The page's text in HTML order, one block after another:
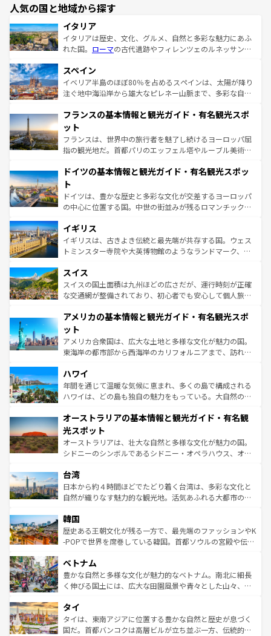
人気の国と地域から探す
イタリア
イタリアは歴史、文化、グルメ、自然と多彩な魅力にあふ
れた国。 ローマの古代遺跡やフィレンツェのルネッサンス
ろん、トスカーナの美しい田園風景やアマルフィ海岸の絶
景など、自然景観も見逃せない。観光の合間には、本場の
ピザやパスタなど、絶品のイタリア料理を堪能することも
ませてくれるイタリアで、忘れられない旅をしてみよう！
なお、新着のイタリア情報は
しい。
スペイン
イベリア半島のほぼ80％を占めるスペインは、太陽が降り
注ぐ地中海沿岸から雄大なピレネー山脈まで、多彩な自然
文化が根付くこの国では、情熱的なフラメンコ、熱気あふ
れる闘牛、そして美味しいタパスが生活の一部となってい
る。首都マドリードの洗練された雰囲気や、バルセロナの
アートに溢れた街角から、地方では古代ローマ遺跡や中世
せる。地方によって風土や気候が異なるスペインはその個
ンテンツ一覧 を参照してほしい。
フランスの基本情報と観光ガイド・有名観光スポ
ット
フランスは、世界中の旅行者を魅了し続けるヨーロッパ屈
指の観光地だ。首都パリのエッフェル塔やルーブル美術館
で、幅広い魅力が詰まっている。華麗な宮殿、歴史的な大
聖堂、美しいビーチ、そして豊かな自然が、訪れる者を心
から魅了する。また、フランスは美食の国としても知ら
れ、フランス料理はユネスコ無形文化遺産にも登録されて
香り高いラベンダー畑など、多彩な楽しみ方が可能だ。さ
らに、パリ以外の地域にも魅力が溢れており、どの街角に
も豊かな歴史と文化が息づいている。パリ以外の個性あふ
を参照してほしい。
ドイツの基本情報と観光ガイド・有名観光スポッ
ト
ドイツは、豊かな歴史と多彩な文化が交差するヨーロッパ
の中心に位置する国。中世の街並みが残るロマンチック街
顔を持つこの国は、どこを歩いても飽きることがない。ベ
ルリンの文化的活気、バイエルン州のアルプスの絶景、そ
してライン川沿いのワイン畑といった風景は必見。ビール
は、お酒好きな人にはぜひ体験してほしい。 なお、新着の
ドイツ情報はコンテンツ一覧を参照してほしい。
イギリス
イギリスは、古きよき伝統と最先端が共存する国。ウェス
トミンスター寺院や大英博物館のようなランドマーク、歴
リアごとに異なる魅力がある。また、優雅なアフタヌーン
ティー、ビール好きにはたまらない英国パブ、サッカー観
戦など、本場だからこそできる体験も豊富。イギリスを旅
ンツ一覧を参照してほしい。
スイス
スイスの国土面積は九州ほどの広さだが、運行時刻が正確
な交通網が整備されており、初心者でも安心して個人旅行
の建物がそのまま残る町や、スイスならではのユニークな
博物館もあり、アルプス観光だけでなく町歩きも満喫する
ことができる。国民の所得が高いため物価も高いが、旅行
者向けの交通パス提供のサービスもあり、うまく活用すれ
着のスイス情報は
アメリカの基本情報と観光ガイド・有名観光スポ
ット
アメリカ合衆国は、広大な土地と多様な文化が魅力の国。
東海岸の都市部から西海岸のカリフォルニアまで、訪れる
のような巨大都市は、観光、ショッピング、エンターテイ
ンメントが詰まった刺激的なスポットだ。一方、アメリカ
西部には大自然が広がり、グランドキャニオンやイエロー
部のニューオーリンズでは、音楽と美食が融合した独特の
文化が魅力。旅行者はアメリカの各地域で異なる魅力を楽
しみながら、その多様性と豊かな歴史を感じることができ
るだろう。車でのロードトリップや列車の旅も、アメリカ
情報は
ハワイ
年間を通じて温暖な気候に恵まれ、多くの島で構成される
ハワイは、どの島も独自の魅力をもっている。大自然の神
ワイ島は見逃せない。また、定番の観光地といえばオアフ
島だが、静かな自然を求めるならマウイ島やカウアイ島が
おすすめ。エメラルドグリーンに輝く海をはじめ、豊かな
文化や歴史が息づいている。「アロハスピリット」と呼ば
人々、おいしいローカルフードやハワイアンミュージッ
ク、伝統的なフラダンスなど、すべてがハワイの魅力を彩
っている。訪れるたびに新しい発見と感動が待っているハ
はコンテンツ一覧
オーストラリアの基本情報と観光ガイド・有名観
光スポット
オーストラリアは、壮大な自然と多様な文化が魅力の国。
シドニーのシンボルであるシドニー・オペラハウス、オー
リアリーフや大陸中央部にそびえるウルル（エアーズロッ
ク）、タスマニアの美しい原生林やケアンズの熱帯雨林な
ど、見どころがたくさん。また、カフェやワイン、オージ
いる。アクティビティも充実しており、サーフィンやダイ
ビング、ハイキングなど、アウトドア好きにはたまらな
い。オーストラリアの多彩な魅力を存分に味わいつくそ
参照してほしい。
台湾
日本から約４時間ほどでたどり着く台湾は、多彩な文化と
自然が織りなす魅力的な観光地。活気あふれる大都市の台
ン）、静ひつな山岳地帯である台湾東部など、都市の喧騒
と山間の静けさが共存しており、訪れる人に新しい発見と
驚きをもたらしてくれる。また、奥深い台湾の食文化も魅
容にもいいと評判のスイーツなど、バラエティ豊かな料理
が味わえる。 なお、新着の台湾情報は コンテンツ一覧を参
照してほしい。
韓国
歴史ある王朝文化が残る一方で、最先端のファッションやK
-POPで世界を席巻している韓国。首都ソウルの宮殿や伝統
き、地方に足を延ばせば四季折々の自然美を楽しむことが
できる。そして、キムチや焼肉、絶品のストリートフード
まで、さまざまな韓国料理が待っている。夜には、韓国な
リティに包まれながら、韓国の多彩な魅力を心ゆくまで味
わってみてほしい。 なお、新着の韓国情報はコンテンツ一
覧を参照してほしい。
ベトナム
豊かな自然と多様な文化が魅力的なベトナム。南北に細長
く伸びる国土には、広大な田園風景や青々とした山々、世
急速な発展と共に伝統が息づく。ハノイの古い町並みやホ
ーチミン市のフランス統治時代の建物も、独特の雰囲気を
醸し出している。また、バラエティの豊かさとおいしさで
タイ
タイは、東南アジアに位置する豊かな自然と歴史が息づく
国だ。首都バンコクは高層ビルが立ち並ぶ一方、伝統的な